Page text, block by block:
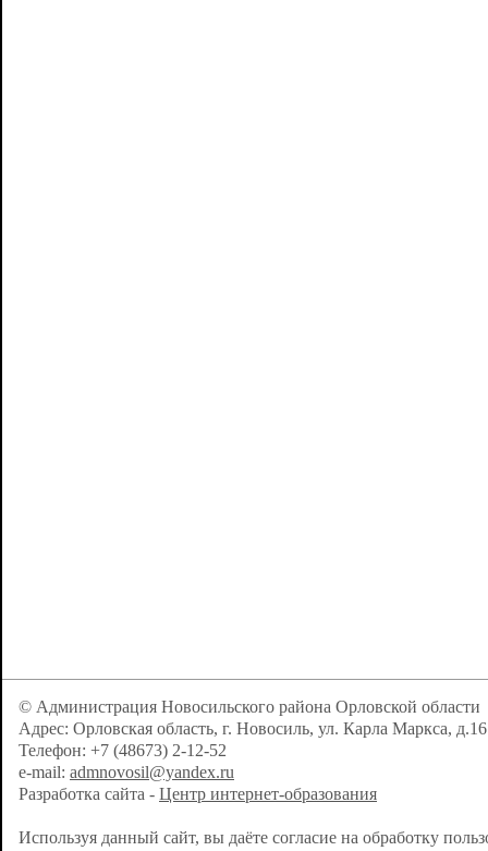
© Администрация Новосильского района Орловской области
Адрес: Орловская область, г. Новосиль, ул. Карла Маркса, д.16
Телефон: +7 (48673) 2-12-52
e-mail: admnovosil@yandex.ru
Разработка сайта - Центр интернет-образования
Используя данный сайт, вы даёте согласие на обработку